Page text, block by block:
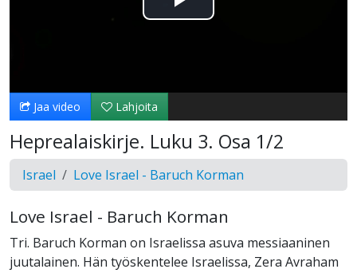
Toista
Jaa video Lahjoita
Heprealaiskirje. Luku 3. Osa 1/2
Israel Love Israel - Baruch Korman
Love Israel - Baruch Korman
Tri. Baruch Korman on Israelissa asuva messiaaninen
juutalainen. Hän työskentelee Israelissa, Zera Avraham